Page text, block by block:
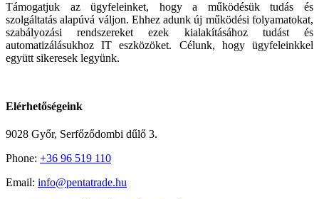
Támogatjuk az ügyfeleinket, hogy a működésük tudás és
szolgáltatás alapúvá váljon. Ehhez adunk új működési folyamatokat,
szabályozási rendszereket ezek kialakításához tudást és
automatizálásukhoz IT eszközöket. Célunk, hogy ügyfeleinkkel
együtt sikeresek legyünk.
Elérhetőségeink
9028 Győr, Serfőződombi dűlő 3.
Phone: +36 96 519 110
Email: info@pentatrade.hu